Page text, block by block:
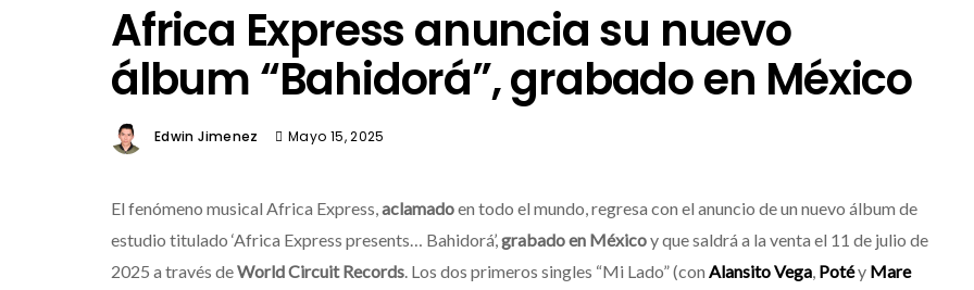
Africa Express anuncia su nuevo
álbum “Bahidorá”, grabado en México
Edwin Jimenez Mayo 15, 2025
El fenómeno musical Africa Express, aclamadoen todo el mundo, regresa con el anuncio de un nuevo álbum de
estudio titulado ‘Africa Express presents… Bahidorá’, grabado en Méxicoy que saldrá a la venta el 11 de julio de
2025 a través deWorld Circuit Records . Los dos primeros singles “Mi Lado” (con Alansito Vega Potéy Mare